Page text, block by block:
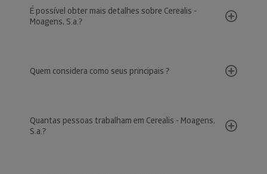
É possível obter mais detalhes sobre Cerealis -
Moagens, S.a.?
Quem considera como seus principais ?
Quantas pessoas trabalham em Cerealis - Moagens,
S.a.?